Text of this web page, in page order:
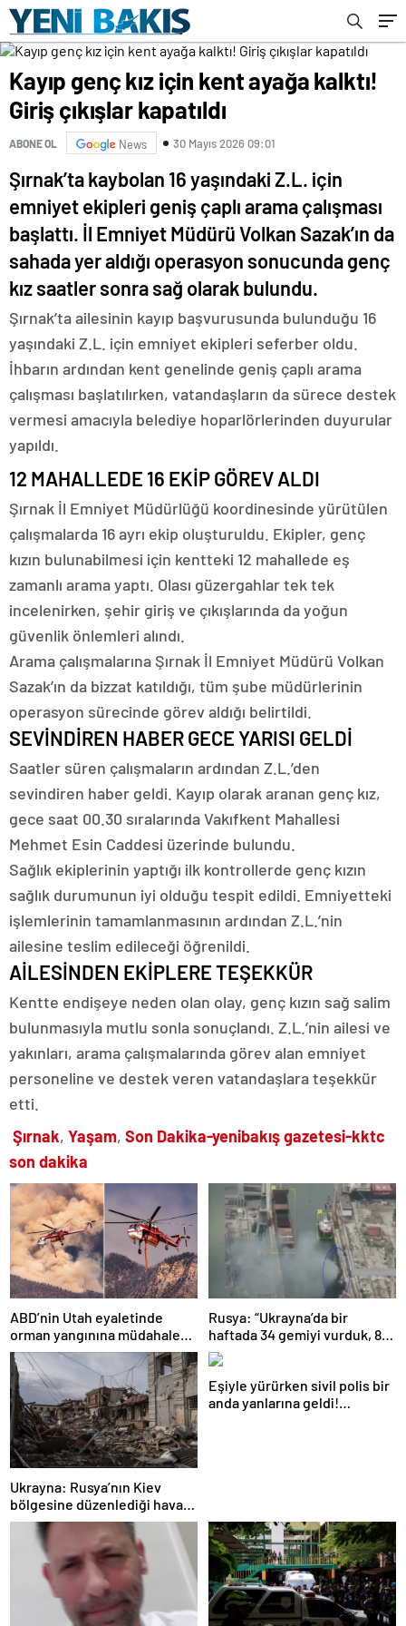
Kayıp genç kız için kent ayağa kalktı!
Giriş çıkışlar kapatıldı
ABONE OL News 30 Mayıs 2026 09:01
Şırnak’ta kaybolan 16 yaşındaki Z.L. için
emniyet ekipleri geniş çaplı arama çalışması
başlattı. İl Emniyet Müdürü Volkan Sazak’ın da
sahada yer aldığı operasyon sonucunda genç
kız saatler sonra sağ olarak bulundu.
Şırnak’ta ailesinin kayıp başvurusunda bulunduğu 16
yaşındaki Z.L. için emniyet ekipleri seferber oldu.
İhbarın ardından kent genelinde geniş çaplı arama
çalışması başlatılırken, vatandaşların da sürece destek
vermesi amacıyla belediye hoparlörlerinden duyurular
yapıldı.
12 MAHALLEDE 16 EKİP GÖREV ALDI
Şırnak İl Emniyet Müdürlüğü koordinesinde yürütülen
çalışmalarda 16 ayrı ekip oluşturuldu. Ekipler, genç
kızın bulunabilmesi için kentteki 12 mahallede eş
zamanlı arama yaptı. Olası güzergahlar tek tek
incelenirken, şehir giriş ve çıkışlarında da yoğun
güvenlik önlemleri alındı.
Arama çalışmalarına Şırnak İl Emniyet Müdürü Volkan
Sazak’ın da bizzat katıldığı, tüm şube müdürlerinin
operasyon sürecinde görev aldığı belirtildi.
SEVİNDİREN HABER GECE YARISI GELDİ
Saatler süren çalışmaların ardından Z.L.’den
sevindiren haber geldi. Kayıp olarak aranan genç kız,
gece saat 00.30 sıralarında Vakıfkent Mahallesi
Mehmet Esin Caddesi üzerinde bulundu.
Sağlık ekiplerinin yaptığı ilk kontrollerde genç kızın
sağlık durumunun iyi olduğu tespit edildi. Emniyetteki
işlemlerinin tamamlanmasının ardından Z.L.’nin
ailesine teslim edileceği öğrenildi.
AİLESİNDEN EKİPLERE TEŞEKKÜR
Kentte endişeye neden olan olay, genç kızın sağ salim
bulunmasıyla mutlu sonla sonuçlandı. Z.L.’nin ailesi ve
yakınları, arama çalışmalarında görev alan emniyet
personeline ve destek veren vatandaşlara teşekkür
etti.
Şırnak, Yaşam, Son Dakika-yenibakış gazetesi-kktc
son dakika
ABD’nin Utah eyaletinde
orman yangınına müdahale
eden helikopter düştü
Rusya: “Ukrayna’da bir
haftada 34 gemiyi vurduk, 8
yerleşim yerini ele geçirdik”
Ukrayna: Rusya’nın Kiev
bölgesine düzenlediği hava
saldırısında 4 kişi öldü
Eşiyle yürürken sivil polis bir
anda yanlarına geldi!